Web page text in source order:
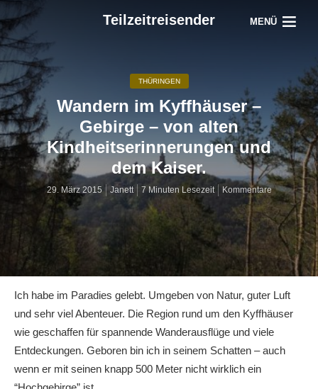
Teilzeitreisender MENÜ
THÜRINGEN
Wandern im Kyffhäuser –
Gebirge – von alten
Kindheitserinnerungen und
dem Kaiser.
29. März 2015 Janett 7 Minuten Lesezeit Kommentare
Ich habe im Paradies gelebt. Umgeben von Natur, guter Luft
und sehr viel Abenteuer. Die Region rund um den Kyffhäuser
wie geschaffen für spannende Wanderausflüge und viele
Entdeckungen. Geboren bin ich in seinem Schatten – auch
wenn er mit seinen knapp 500 Meter nicht wirklich ein